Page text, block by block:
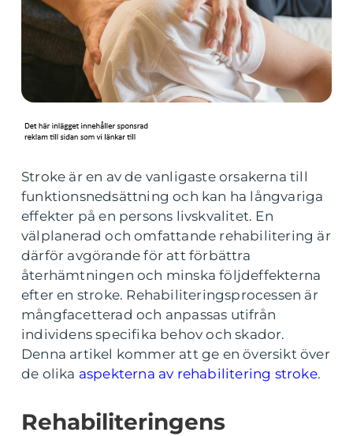
Stroke är en av de vanligaste orsakerna till
funktionsnedsättning och kan ha långvariga
effekter på en persons livskvalitet. En
välplanerad och omfattande rehabilitering är
därför avgörande för att förbättra
återhämtningen och minska följdeffekterna
efter en stroke. Rehabiliteringsprocessen är
mångfacetterad och anpassas utifrån
individens specifika behov och skador.
Denna artikel kommer att ge en översikt över
de olika aspekterna av rehabilitering stroke.
Rehabiliteringens